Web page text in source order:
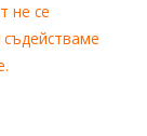
не се